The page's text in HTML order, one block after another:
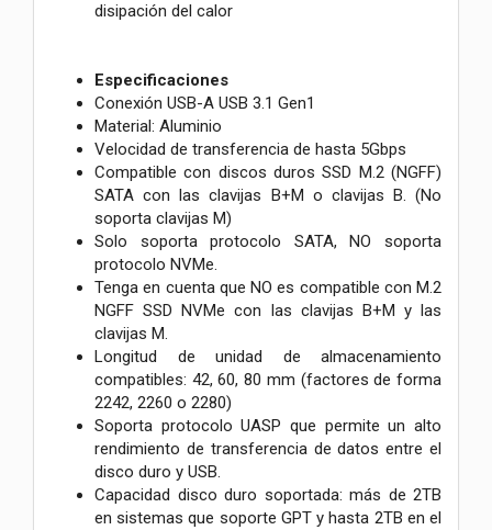
disipación del calor
Especificaciones
Conexión USB-A USB 3.1 Gen1
Material: Aluminio
Velocidad de transferencia de hasta 5Gbps
Compatible con discos duros SSD M.2 (NGFF)
SATA con las clavijas B+M o clavijas B. (No
soporta clavijas M)
Solo soporta protocolo SATA, NO soporta
protocolo NVMe.
Tenga en cuenta que NO es compatible con M.2
NGFF SSD NVMe con las clavijas B+M y las
clavijas M.
Longitud de unidad de almacenamiento
compatibles: 42, 60, 80 mm (factores de forma
2242, 2260 o 2280)
Soporta protocolo UASP que permite un alto
rendimiento de transferencia de datos entre el
disco duro y USB.
Capacidad disco duro soportada: más de 2TB
en sistemas que soporte GPT y hasta 2TB en el